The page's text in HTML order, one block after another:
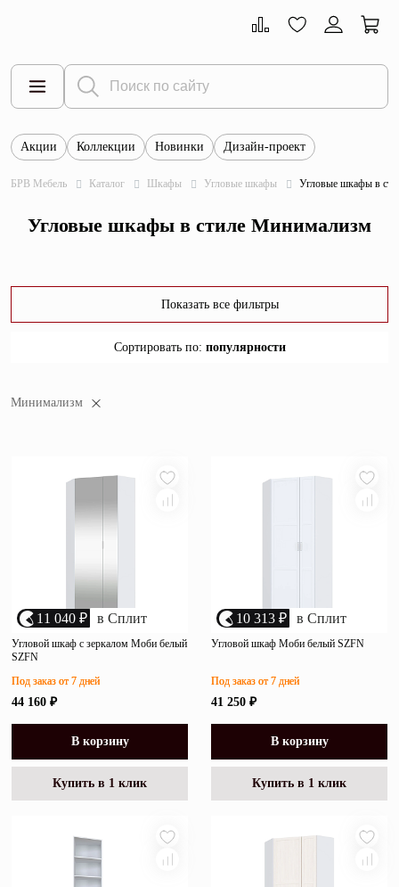
Все товары
Тумбы
Шкафы
Декор
О нас
Наши салоны
Покупателям
Дизайнерам и архитекторам
Акции Коллекции Новинки Дизайн-проект
БРВ Мебель Каталог Шкафы Угловые шкафы Угловые шкафы в
Угловые шкафы в стиле Минимализм
Показать все фильтры
Сортировать по: популярности
Минимализм
11 040 ₽ в Сплит
Угловой шкаф с зеркалом Моби белый
SZFN
44 160 ₽
Под заказ от 7 дней
В корзину
Купить в 1 клик
10 313 ₽ в Сплит
Угловой шкаф Моби белый SZFN
41 250 ₽
Под заказ от 7 дней
В корзину
Купить в 1 клик